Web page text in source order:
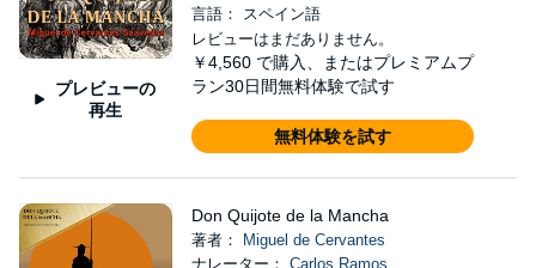
プレビューの
再生
言語： スペイン語
レビューはまだありません。
￥4,560 で購入、またはプレミアムプ
ラン30日間無料体験で試す
無料体験を試す
Don Quijote de la Mancha
著者：
Miguel de Cervantes
ナレーター： Carlos Ramos